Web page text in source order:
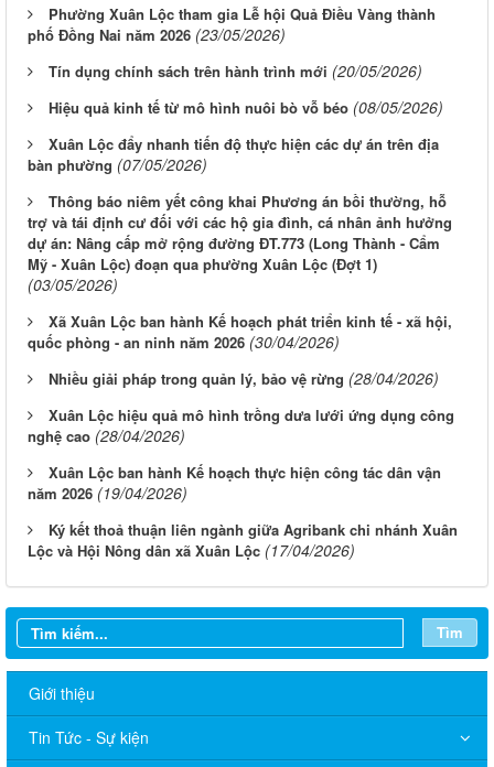
Phường Xuân Lộc tham gia Lễ hội Quả Điều Vàng thành
phố Đồng Nai năm 2026 (23/05/2026)
Tín dụng chính sách trên hành trình mới (20/05/2026)
Hiệu quả kinh tế từ mô hình nuôi bò vỗ béo (08/05/2026)
Xuân Lộc đẩy nhanh tiến độ thực hiện các dự án trên địa
bàn phường (07/05/2026)
Thông báo niêm yết công khai Phương án bồi thường, hỗ
trợ và tái định cư đối với các hộ gia đình, cá nhân ảnh hưởng
dự án: Nâng cấp mở rộng đường ĐT.773 (Long Thành - Cẩm
Mỹ - Xuân Lộc) đoạn qua phường Xuân Lộc (Đợt 1)
(03/05/2026)
Xã Xuân Lộc ban hành Kế hoạch phát triển kinh tế - xã hội,
quốc phòng - an ninh năm 2026 (30/04/2026)
Nhiều giải pháp trong quản lý, bảo vệ rừng (28/04/2026)
Xuân Lộc hiệu quả mô hình trồng dưa lưới ứng dụng công
nghệ cao (28/04/2026)
Xuân Lộc ban hành Kế hoạch thực hiện công tác dân vận
năm 2026 (19/04/2026)
Ký kết thoả thuận liên ngành giữa Agribank chi nhánh Xuân
Lộc và Hội Nông dân xã Xuân Lộc (17/04/2026)
Tìm
Giới thiệu
Tin Tức - Sự kiện